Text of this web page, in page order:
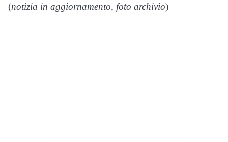
(notizia in aggiornamento, foto archivio)